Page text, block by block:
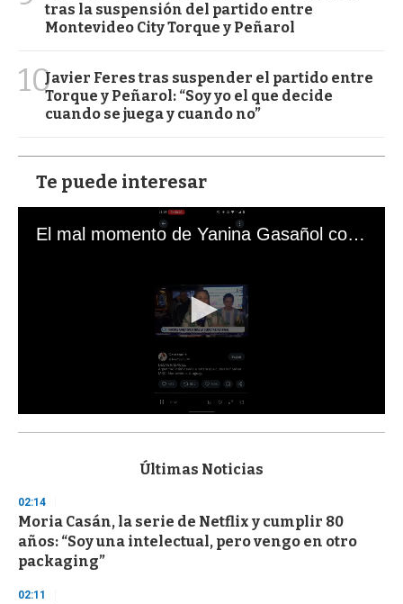
tras la suspensión del partido entre
Montevideo City Torque y Peñarol
10Javier Feres tras suspender el partido entre
Torque y Peñarol: “Soy yo el que decide
cuando se juega y cuando no”
Te puede interesar
El mal momento de Yanina Gasañol con un hincha argentino en "Subrayado"
s
d
s
o
f
3
s
Últimas Noticias
02:14
Moria Casán, la serie de Netflix y cumplir 80
años: “Soy una intelectual, pero vengo en otro
packaging”
02:11